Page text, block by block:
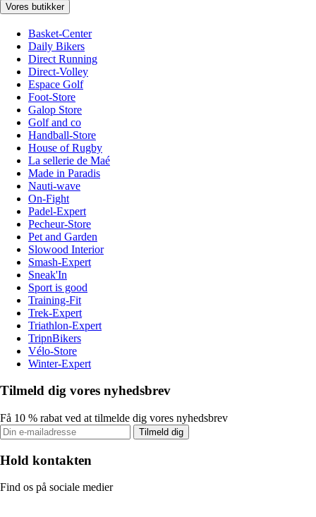
Vores butikker
Basket-Center
Daily Bikers
Direct Running
Direct-Volley
Espace Golf
Foot-Store
Galop Store
Golf and co
Handball-Store
House of Rugby
La sellerie de Maé
Made in Paradis
Nauti-wave
On-Fight
Padel-Expert
Pecheur-Store
Pet and Garden
Slowood Interior
Smash-Expert
Sneak'In
Sport is good
Training-Fit
Trek-Expert
Triathlon-Expert
TripnBikers
Vélo-Store
Winter-Expert
Tilmeld dig vores nyhedsbrev
Få 10 % rabat ved at tilmelde dig vores nyhedsbrev
Tilmeld dig
Hold kontakten
Find os på sociale medier